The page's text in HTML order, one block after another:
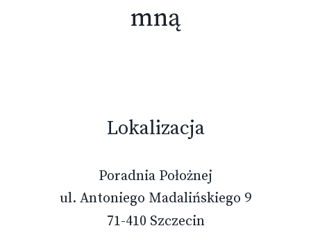
mną
Lokalizacja
Poradnia Położnej
ul. Antoniego Madalińskiego 9
71-410 Szczecin